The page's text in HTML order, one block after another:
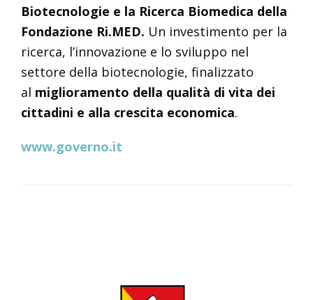
Biotecnologie e la Ricerca Biomedica della
Fondazione Ri.MED. Un investimento per la
ricerca, l’innovazione e lo sviluppo nel
settore della biotecnologie, finalizzato
al miglioramento della qualità di vita dei
cittadini e alla crescita economica.
www.governo.it